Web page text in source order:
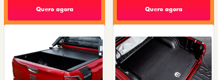
Quero agora Quero agora